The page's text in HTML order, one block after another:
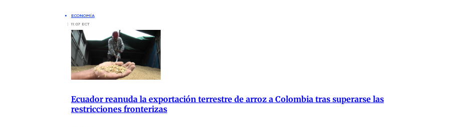
ECONOMÍA
11:07 ECT
Ecuador reanuda la exportación terrestre de arroz a Colombia tras superarse las
restricciones fronterizas